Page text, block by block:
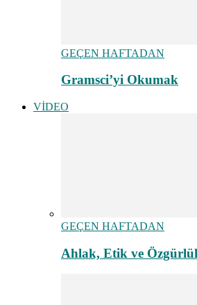
GEÇEN HAFTADAN
Gramsci’yi Okumak
VİDEO
GEÇEN HAFTADAN
Ahlak, Etik ve